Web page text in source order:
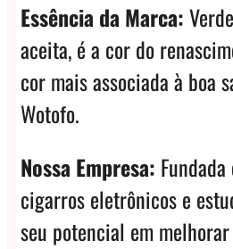
Essência da Marca:
aceita, é a cor do
cor mais associada à boa
Wotofo.
Nossa Empresa:
cigarros eletrônicos e
seu potencial em